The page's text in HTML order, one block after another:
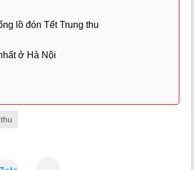
lồ đón Tết Trung thu
ở Hà Nội